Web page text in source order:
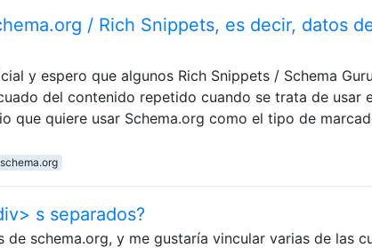
/ Rich Snippets, es decir, datos
y espero que algunos Rich Snippets / Schema Guru
del contenido repetido cuando se trata de usar
que quiere usar Schema.org como el tipo de
schema.org
s separados?
de schema.org, y me gustaría vincular varias de las